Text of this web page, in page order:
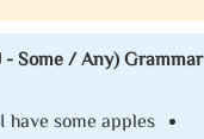
Grammar (Some / Any - للتعبير عن الكمية):
I have some apples. (لدي بعض التفاح - جملة مثبتة)